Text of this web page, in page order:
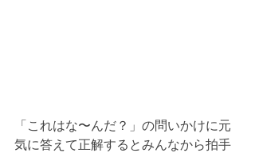
「これはな〜んだ？」の問いかけに元
気に答えて正解するとみんなから拍手